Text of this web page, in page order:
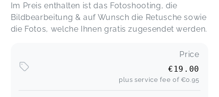
Im Preis enthalten ist das Fotoshooting, die
Bildbearbeitung & auf Wunsch die Retusche sowie
die Fotos, welche Ihnen gratis zugesendet werden.
Price
€19.00
plus service fee of €0.95